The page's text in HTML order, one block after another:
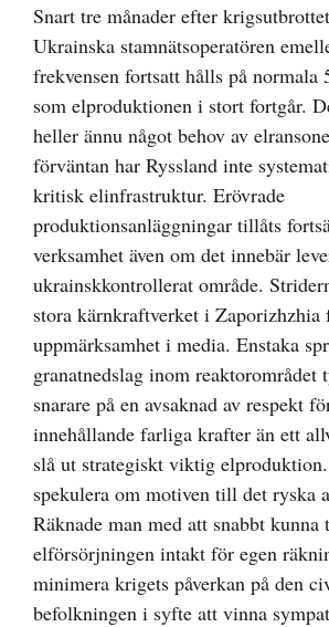
Snart tre månader efter
Ukrainska stamnätsoperatören
frekvensen fortsatt hålls på normala
som elproduktionen i stort fortgår.
heller ännu något behov av
förväntan har Ryssland inte
kritisk elinfrastruktur. Erövrade
produktionsanläggningar tillåts
verksamhet även om det innebär
ukrainskkontrollerat område.
stora kärnkraftverket i Zaporizhzhia
uppmärksamhet i media. Enstaka
granatnedslag inom reaktorområdet
snarare på en avsaknad av respekt
innehållande farliga krafter än ett
slå ut strategiskt viktig
spekulera om motiven till det ryska
Räknade man med att snabbt kunna
elförsörjningen intakt för egen
minimera krigets påverkan på den
befolkningen i syfte att vinna